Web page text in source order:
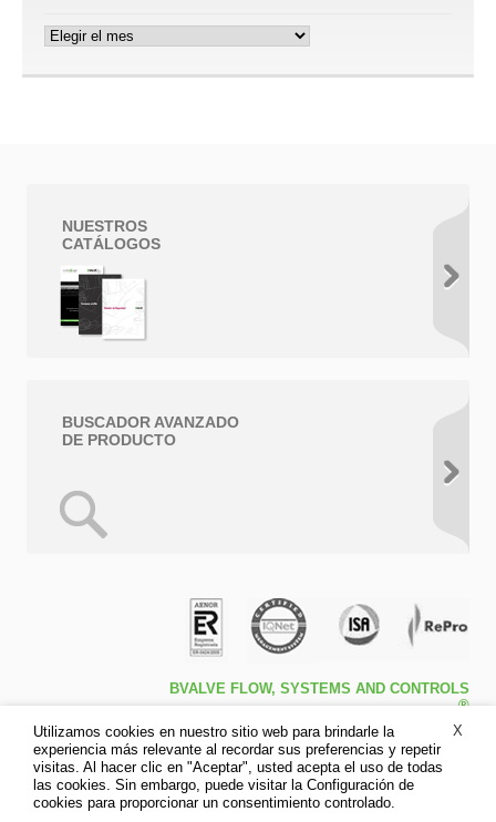
Archivos
NUESTROS
CATÁLOGOS
BUSCADOR AVANZADO
DE PRODUCTO
BVALVE FLOW, SYSTEMS AND CONTROLS
®
Travessa de Peralta 5ª – Pol. Ind. l1 46540 El
Puig (Valencia)
Tfno: +34 961.473.161
Fax: +34 961.473.170
Aviso legal
X
Utilizamos cookies en nuestro sitio web para brindarle la
experiencia más relevante al recordar sus preferencias y repetir
visitas. Al hacer clic en "Aceptar", usted acepta el uso de todas
las cookies. Sin embargo, puede visitar la Configuración de
cookies para proporcionar un consentimiento controlado.